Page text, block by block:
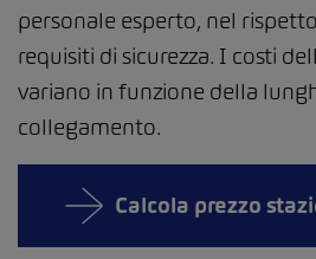
personale esperto, nel
requisiti di sicurezza. I costi
variano in funzione della
collegamento.
Calcola prezzo